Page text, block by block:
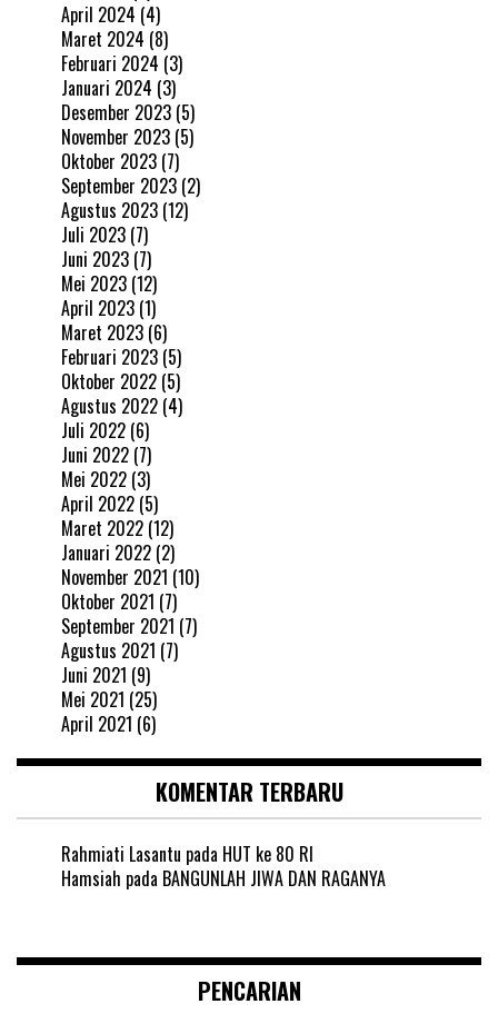
April 2024 (4)
Maret 2024 (8)
Februari 2024 (3)
Januari 2024 (3)
Desember 2023 (5)
November 2023 (5)
Oktober 2023 (7)
September 2023 (2)
Agustus 2023 (12)
Juli 2023 (7)
Juni 2023 (7)
Mei 2023 (12)
April 2023 (1)
Maret 2023 (6)
Februari 2023 (5)
Oktober 2022 (5)
Agustus 2022 (4)
Juli 2022 (6)
Juni 2022 (7)
Mei 2022 (3)
April 2022 (5)
Maret 2022 (12)
Januari 2022 (2)
November 2021 (10)
Oktober 2021 (7)
September 2021 (7)
Agustus 2021 (7)
Juni 2021 (9)
Mei 2021 (25)
April 2021 (6)
KOMENTAR TERBARU
Rahmiati Lasantu pada HUT ke 80 RI
Hamsiah pada BANGUNLAH JIWA DAN RAGANYA
PENCARIAN